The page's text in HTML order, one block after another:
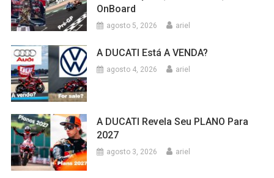
OnBoard
agosto 5, 2026 ariel
A DUCATI Está A VENDA?
agosto 4, 2026 ariel
A DUCATI Revela Seu PLANO Para
2027
agosto 3, 2026 ariel